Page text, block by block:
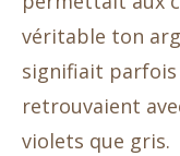
véritable ton
signifiait parfois
retrouvaient
violets que gris.